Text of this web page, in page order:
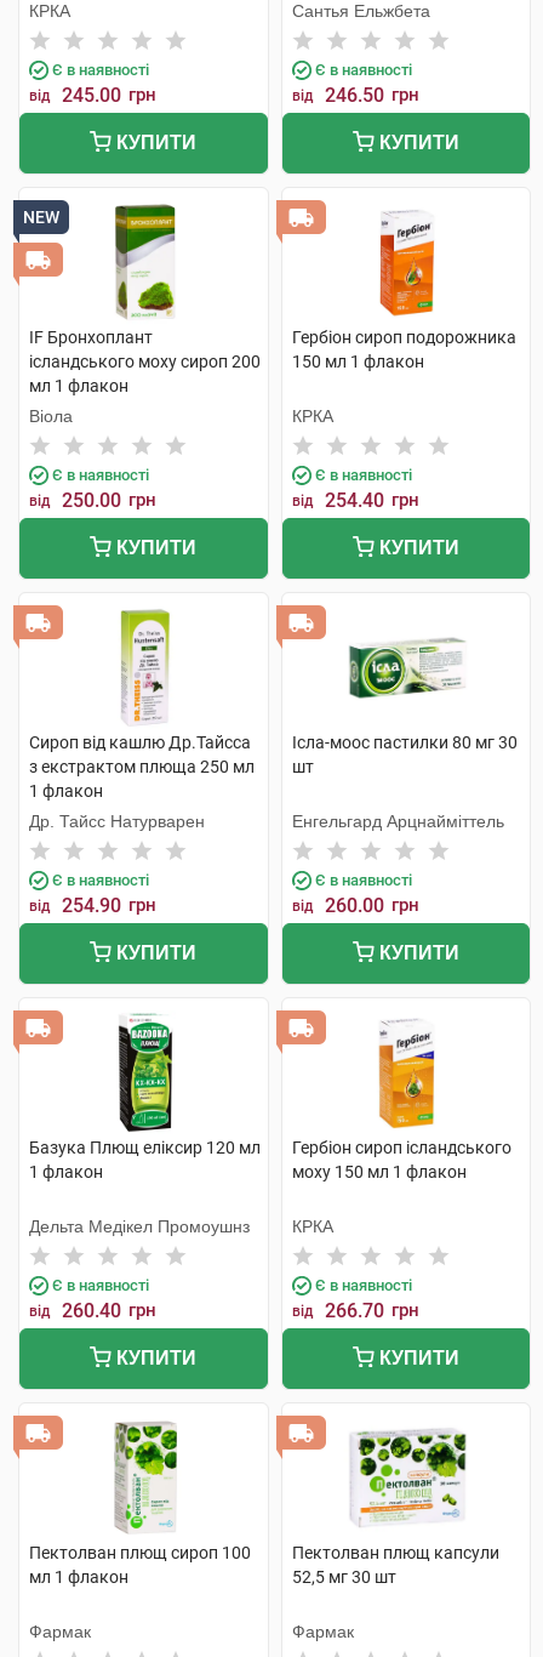
КРКА
Є в наявності
від 245.00 грн
КУПИТИ
Сантья Ельжбета
Є в наявності
від 246.50 грн
КУПИТИ
NEW
IF Бронхоплант
ісландського моху сироп 200
мл 1 флакон
Віола
Є в наявності
від 250.00 грн
КУПИТИ
Гербіон сироп подорожника
150 мл 1 флакон
КРКА
Є в наявності
від 254.40 грн
КУПИТИ
Сироп від кашлю Др.Тайсса
з екстрактом плюща 250 мл
1 флакон
Др. Тайсс Натурварен
Є в наявності
від 254.90 грн
КУПИТИ
Ісла-моос пастилки 80 мг 30
шт
Енгельгард Арцнайміттель
Є в наявності
від 260.00 грн
КУПИТИ
Базука Плющ еліксир 120 мл
1 флакон
Дельта Медікел Промоушнз
Є в наявності
від 260.40 грн
КУПИТИ
Гербіон сироп ісландського
моху 150 мл 1 флакон
КРКА
Є в наявності
від 266.70 грн
КУПИТИ
Пектолван плющ сироп 100
мл 1 флакон
Фармак
Пектолван плющ капсули
52,5 мг 30 шт
Фармак